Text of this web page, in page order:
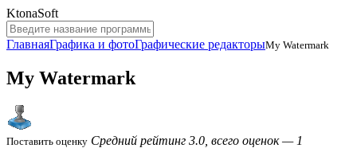
KtonaSoft
ГлавнаяГрафика и фотоГрафические редакторыMy Watermark
My Watermark
Поставить оценку Средний рейтинг 3.0, всего оценок — 1